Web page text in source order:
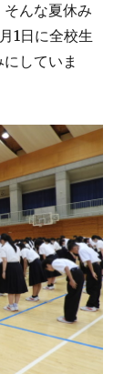
んな夏休み
1日に全校生
していま